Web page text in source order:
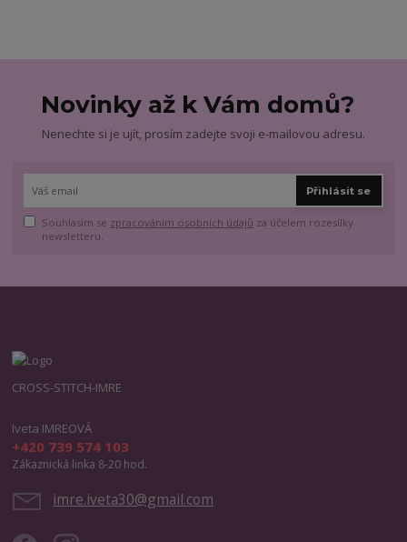
Novinky až k Vám domů?
Nenechte si je ujít, prosím zadejte svoji e-mailovou adresu.
Přihlásit se
Souhlasím se zpracováním osobních údajů za účelem rozesílky
newsletteru.
CROSS-STITCH-IMRE
Iveta IMREOVÁ
+420 739 574 103
Zákaznická linka 8-20 hod.
imre.iveta30@gmail.com